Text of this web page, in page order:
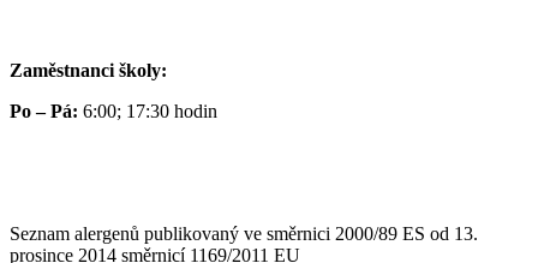
Zaměstnanci školy:
Po – Pá: 6:00; 17:30 hodin
Seznam alergenů publikovaný ve směrnici 2000/89 ES od 13.
prosince 2014 směrnicí 1169/2011 EU